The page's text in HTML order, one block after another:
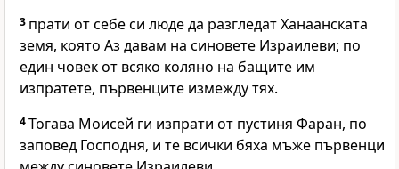
3 прати от себе си люде да разгледат Ханаанската
земя, която Аз давам на синовете Израилеви; по
един човек от всяко коляно на бащите им
изпратете, първенците измежду тях.
4Тогава Моисей ги изпрати от пустиня Фаран, по
заповед Господня, и те всички бяха мъже първенци